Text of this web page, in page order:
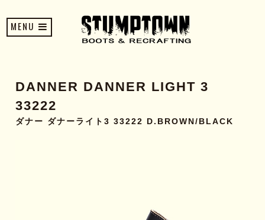
MENU
DANNER DANNER LIGHT 3
33222
ダナー ダナーライト3 33222 D.BROWN/BLACK